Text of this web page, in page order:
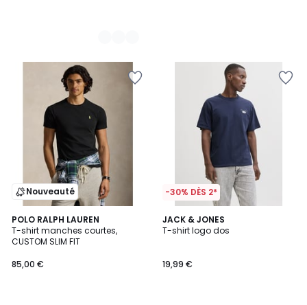
Nouveauté
POLO RALPH LAUREN
T-shirt manches courtes,
CUSTOM SLIM FIT
85,00 €
-30% DÈS 2*
JACK & JONES
T-shirt logo dos
19,99 €
2
Couleurs